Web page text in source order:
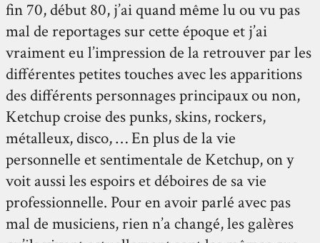
fin 70, début 80, j’ai quand même lu ou vu pas
mal de reportages sur cette époque et j’ai
vraiment eu l’impression de la retrouver par les
différentes petites touches avec les apparitions
des différents personnages principaux ou non,
Ketchup croise des punks, skins, rockers,
métalleux, disco, … En plus de la vie
personnelle et sentimentale de Ketchup, on y
voit aussi les espoirs et déboires de sa vie
professionnelle. Pour en avoir parlé avec pas
mal de musiciens, rien n’a changé, les galères